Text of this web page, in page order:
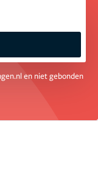
en niet gebonden